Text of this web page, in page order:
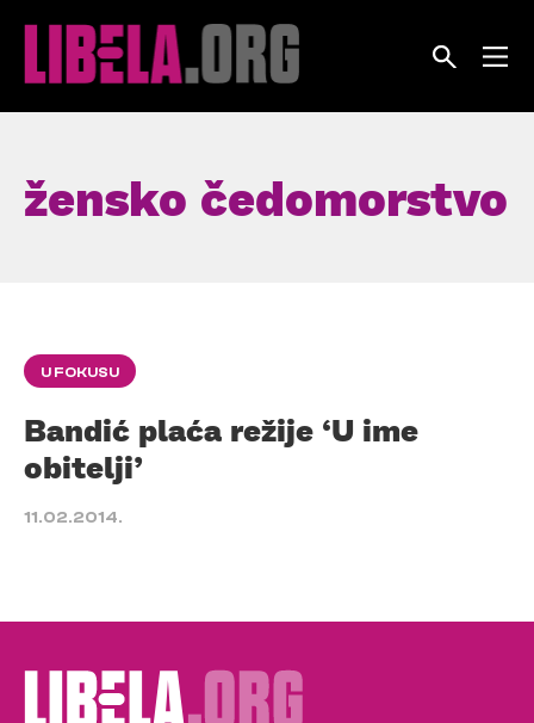
žensko čedomorstvo
U FOKUSU
Bandić plaća režije ‘U ime
obitelji’
11.02.2014.